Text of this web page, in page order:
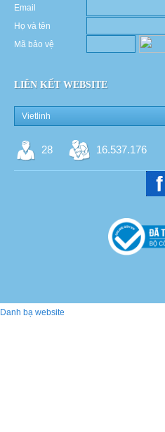
Email
Họ và tên
Mã bảo vệ
LIÊN KẾT WEBSITE
Vietlinh
28 16.537.176
Danh bạ website